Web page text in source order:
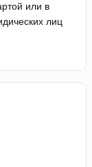
или в
лиц